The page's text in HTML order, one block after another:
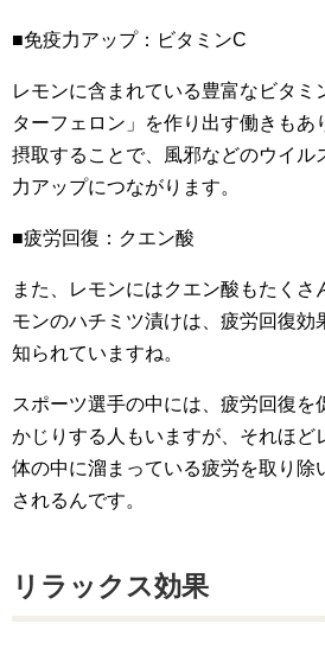
■免疫力アップ：ビタミンC
レモンに含まれている豊富なビタミ
ターフェロン」を作り出す働きもあ
摂取することで、風邪などのウイル
力アップにつながります。
■疲労回復：クエン酸
また、レモンにはクエン酸もたくさ
モンのハチミツ漬けは、疲労回復効
知られていますね。
スポーツ選手の中には、疲労回復を
かじりする人もいますが、それほど
体の中に溜まっている疲労を取り除
されるんです。
リラックス効果